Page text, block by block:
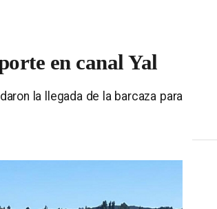
en canal Yal
la llegada de la barcaza para